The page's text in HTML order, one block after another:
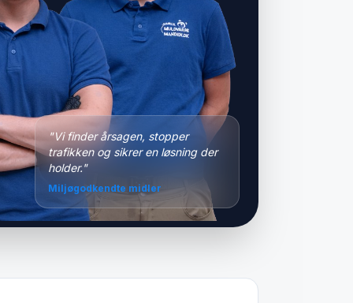
"Vi finder årsagen, stopper
trafikken og sikrer en løsning der
holder."
Miljøgodkendte midler